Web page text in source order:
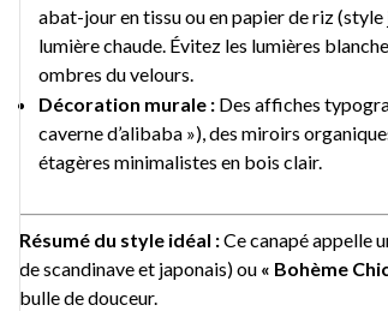
abat-jour en tissu ou en papier de riz
lumière chaude. Évitez les lumières
ombres du velours.
Décoration murale : Des affiches
caverne d’alibaba »), des miroirs
étagères minimalistes en bois clair.
Résumé du style idéal :Ce canapé appelle
de scandinave et japonais) ou « Bohème
bulle de douceur.